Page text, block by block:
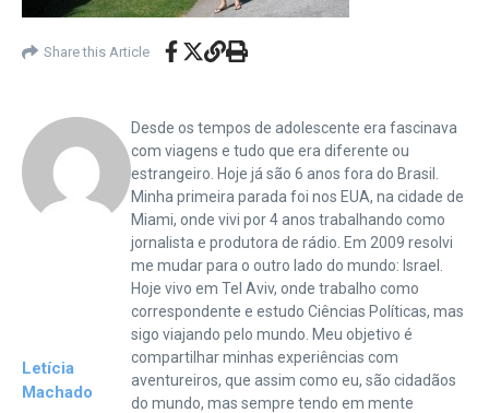
Share this Article
Letícia
Machado
Desde os tempos de adolescente era fascinava
com viagens e tudo que era diferente ou
estrangeiro. Hoje já são 6 anos fora do Brasil.
Minha primeira parada foi nos EUA, na cidade de
Miami, onde vivi por 4 anos trabalhando como
jornalista e produtora de rádio. Em 2009 resolvi
me mudar para o outro lado do mundo: Israel.
Hoje vivo em Tel Aviv, onde trabalho como
correspondente e estudo Ciências Políticas, mas
sigo viajando pelo mundo. Meu objetivo é
compartilhar minhas experiências com
aventureiros, que assim como eu, são cidadãos
do mundo, mas sempre tendo em mente